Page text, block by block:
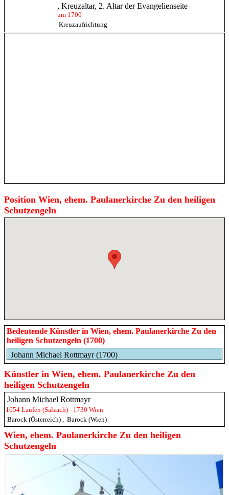
, Kreuzaltar, 2. Altar der Evangelienseite
um 1700
Kreuzaufrichtung
Position Wien, ehem. Paulanerkirche Zu den heiligen
Schutzengeln
Bedeutende Künstler in Wien, ehem. Paulanerkirche Zu den
heiligen Schutzengeln (1700)
Johann Michael Rottmayr (1700)
Künstler in Wien, ehem. Paulanerkirche Zu den
heiligen Schutzengeln
Johann Michael Rottmayr
1654 Laufen (Salzach) - 1730 Wien
Barock (Österreich) , Barock (Wien)
Wien, ehem. Paulanerkirche Zu den heiligen
Schutzengeln